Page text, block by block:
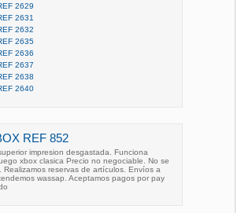
2629
2631
2632
2635
2636
2637
2638
2640
REF 852
impresion desgastada. Funciona
xbox clasica Precio no negociable. No se
Realizamos reservas de artículos. Envíos a
wassap. Aceptamos pagos por pay